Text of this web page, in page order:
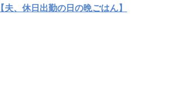
【夫、休日出勤の日の晩ごはん】